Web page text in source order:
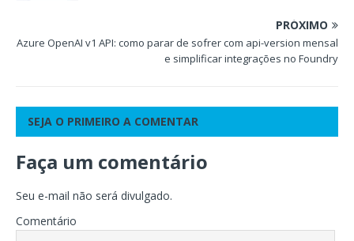
PRÓXIMO
Azure OpenAI v1 API: como parar de sofrer com api-version mensal
e simplificar integrações no Foundry
SEJA O PRIMEIRO A COMENTAR
Faça um comentário
Seu e-mail não será divulgado.
Comentário